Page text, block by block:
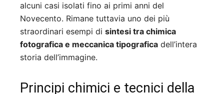
alcuni casi isolati fino ai primi anni del
Novecento. Rimane tuttavia uno dei più
straordinari esempi di sintesi tra chimica
fotografica e meccanica tipografica dell’intera
storia dell’immagine.
Principi chimici e tecnici della